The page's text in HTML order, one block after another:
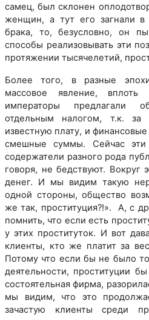
самец, был склонен
женщин, а тут его загнали в
брака, то, безусловно, он
способы реализовывать эти
протяжении тысячелетий,
Более того, в разные
массовое явление,
императоры предлагали
отдельным налогом, т.к.
известную плату, и
смешные суммы. Сейчас эти
содержатели разного рода
говоря, не бедствуют. Вокруг
денег. И мы видим такую
одной стороны, общество
же так, проституция?!». А, с
помнить, что если есть
у этих проституток. И вот
клиенты, кто же платит за
Потому что если бы не было
деятельности, проституции
состоятельная фирма,
мы видим, что это
зачастую клиенты среди